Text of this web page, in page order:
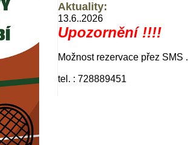
Aktuality:
13.6..2026
Upozornění !!!!
Možnost rezervace přez SMS .
tel. : 728889451